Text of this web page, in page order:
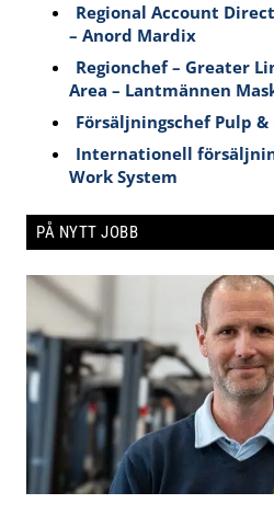
Regional Account
– Anord Mardix
Regionchef – Greater
Area – Lantmännen
Försäljningschef Pulp
Internationell
Work System
PÅ NYTT JOBB